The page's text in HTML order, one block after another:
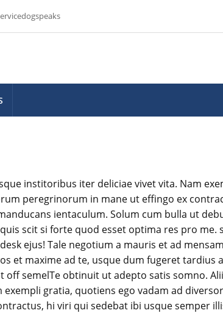
institoribus iter deliciae vivet vita. Nam
peregrinorum in mane ut effingo ex
ientaculum. Solum cum bulla ut
scit si forte quod esset optima res pro me.
ejus! Tale negotium a mauris et ad
et maxime ad te, usque dum fugeret tardius
off semelTe obtinuit ut adepto satis somno.
gratia, quotiens ego vadam ad
hi viri qui sedebat ibi usque semper